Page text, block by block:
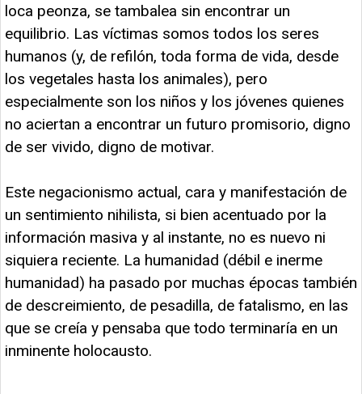
loca peonza, se tambalea sin encontrar un
equilibrio. Las víctimas somos todos los seres
humanos (y, de refilón, toda forma de vida, desde
los vegetales hasta los animales), pero
especialmente son los niños y los jóvenes quienes
no aciertan a encontrar un futuro promisorio, digno
de ser vivido, digno de motivar.
Este negacionismo actual, cara y manifestación de
un sentimiento nihilista, si bien acentuado por la
información masiva y al instante, no es nuevo ni
siquiera reciente. La humanidad (débil e inerme
humanidad) ha pasado por muchas épocas también
de descreimiento, de pesadilla, de fatalismo, en las
que se creía y pensaba que todo terminaría en un
inminente holocausto.